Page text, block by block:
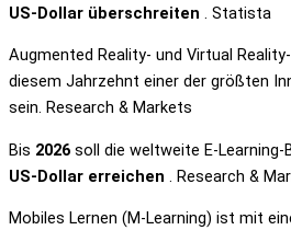
US-Dollar überschreiten . Statista
Augmented Reality- und Virtual
diesem Jahrzehnt einer der größten
sein. Research & Markets
Bis 2026 soll die weltweite E-Learning-
US-Dollar erreichen . Research &
Mobiles Lernen (M-Learning) ist mit